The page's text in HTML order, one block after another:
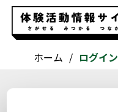
ホーム ログイン